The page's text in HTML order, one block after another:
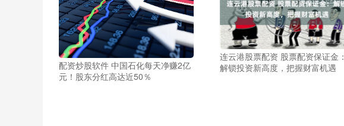
配资炒股软件 中国石化每天净赚2亿
元！股东分红高达近50％
连云港股票配资 股票配资保证金：
解锁投资新高度，把握财富机遇